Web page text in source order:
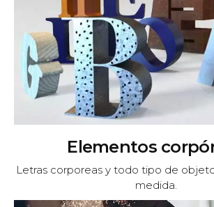
Elementos
Letras corporeas y todo tipo de
medida.